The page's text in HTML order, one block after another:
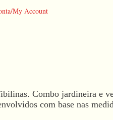
My Account
Combo jardineira e
com base nas
O
preço